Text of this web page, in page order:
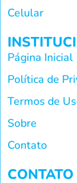
Celular
Página Inicial
Política de
Termos de
Sobre
Contato
CONTATO